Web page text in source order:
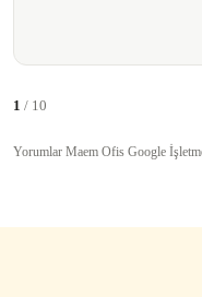
1 / 10
Yorumlar Maem Ofis Google